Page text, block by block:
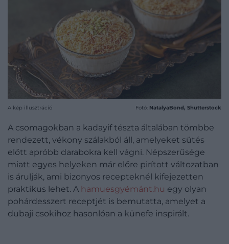
A kép illusztráció Fotó: NatalyaBond, Shutterstock
A csomagokban a kadayif tészta általában tömbbe
rendezett, vékony szálakból áll, amelyeket sütés
előtt apróbb darabokra kell vágni. Népszerűsége
miatt egyes helyeken már előre pirított változatban
is árulják, ami bizonyos recepteknél kifejezetten
praktikus lehet. A hamuesgyémánt.hu egy olyan
pohárdesszert receptjét is bemutatta, amelyet a
dubaji csokihoz hasonlóan a künefe inspirált.